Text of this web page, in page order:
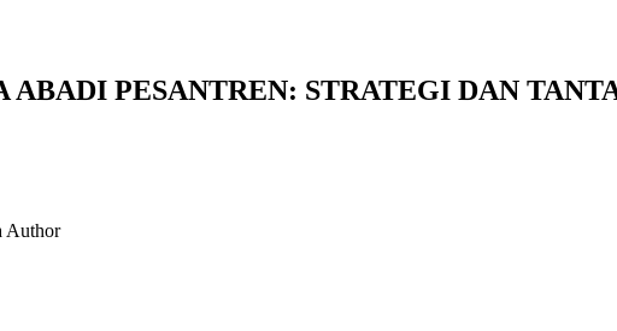
PESANTREN: STRATEGI DAN
Author